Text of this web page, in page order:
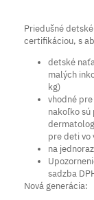
Priedušné
certifikáciou, s
detské
malých
kg)
vhodné
nakoľko sú
pre deti vo
na
sadzba
Nová generácia: